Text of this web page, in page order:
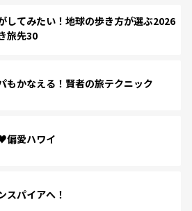
してみたい！地球の歩き方が選ぶ2026
旅先30
もかなえる！賢者の旅テクニック
偏愛ハワイ
スパイアへ！